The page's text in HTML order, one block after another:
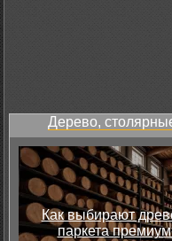
Дерево,
Как выбирают
паркета